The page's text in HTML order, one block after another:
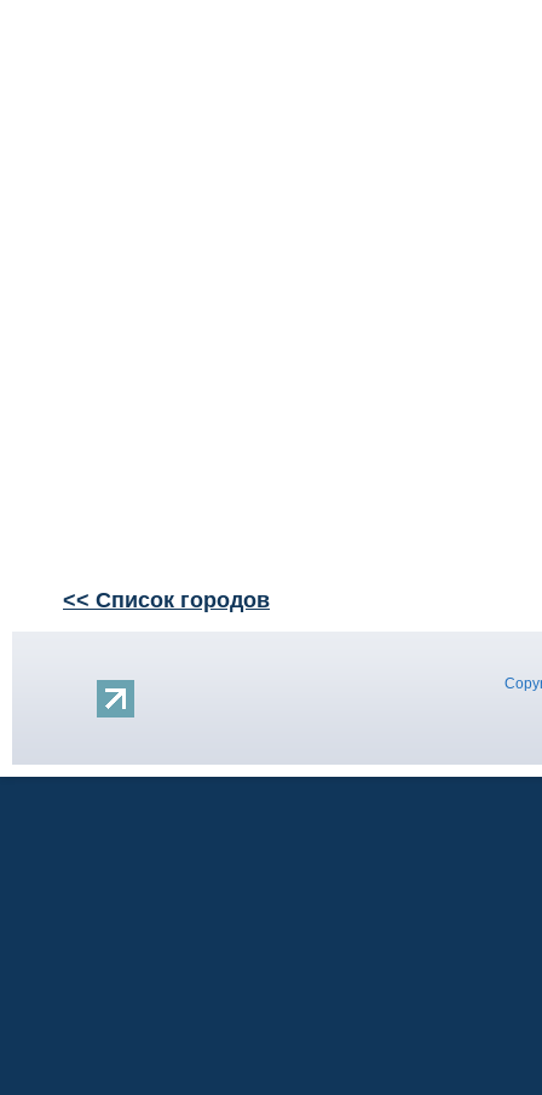
<< Список городов